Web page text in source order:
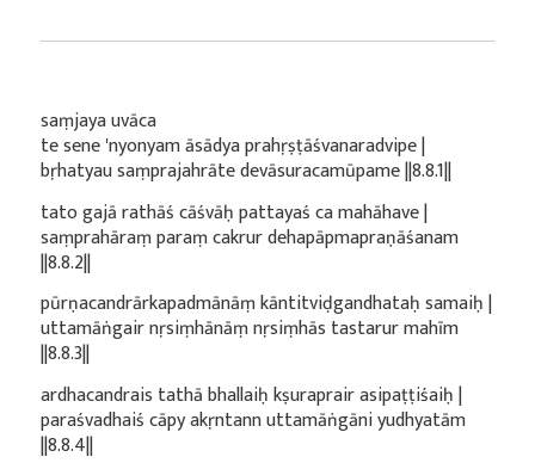
saṃjaya uvāca
te sene 'nyonyam āsādya prahṛṣṭāśvanaradvipe |
bṛhatyau saṃprajahrāte devāsuracamūpame ||8.8.1||
tato gajā rathāś cāśvāḥ pattayaś ca mahāhave |
saṃprahāraṃ paraṃ cakrur dehapāpmapraṇāśanam
||8.8.2||
pūrṇacandrārkapadmānāṃ kāntitviḍgandhataḥ samaiḥ |
uttamāṅgair nṛsiṃhānāṃ nṛsiṃhās tastarur mahīm
||8.8.3||
ardhacandrais tathā bhallaiḥ kṣuraprair asipaṭṭiśaiḥ |
paraśvadhaiś cāpy akṛntann uttamāṅgāni yudhyatām
||8.8.4||